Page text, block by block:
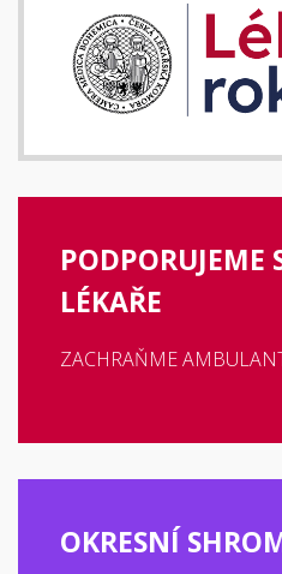
PODPORUJEME
LÉKAŘE
ZACHRAŇME
OKRESNÍ